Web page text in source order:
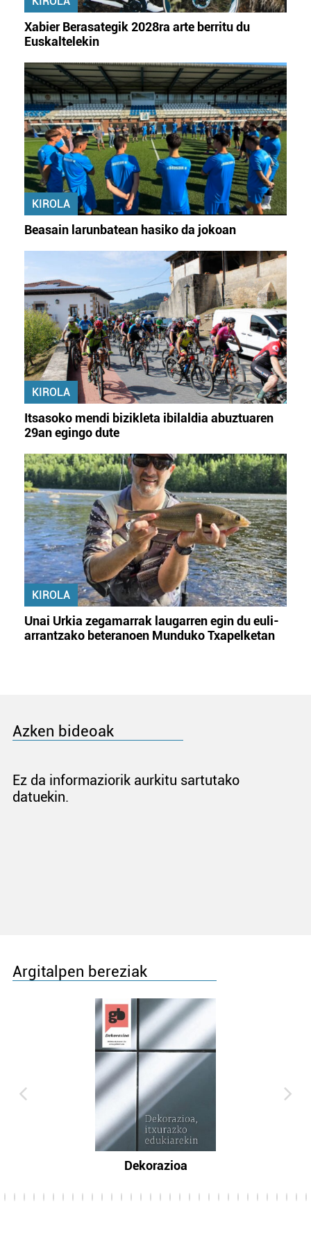
Xabier Berasategik 2028ra arte berritu du
Euskaltelekin
KIROLA
Beasain larunbatean hasiko da jokoan
KIROLA
Itsasoko mendi bizikleta ibilaldia abuztuaren
29an egingo dute
KIROLA
Unai Urkia zegamarrak laugarren egin du euli-
arrantzako beteranoen Munduko Txapelketan
Azken bideoak
Ez da informaziorik aurkitu sartutako
datuekin.
Argitalpen bereziak
Dekorazioa